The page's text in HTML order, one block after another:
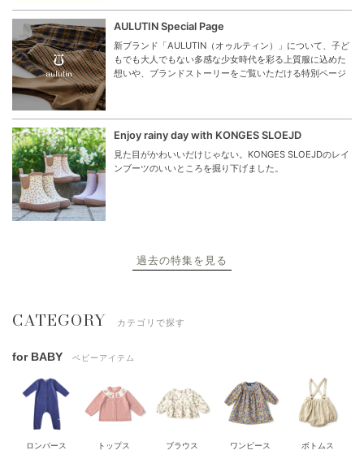
AULUTIN Special Page
新ブランド「AULUTIN（オゥルティン）」について、子ど
もでも大人でもない多感な少女時代を彩る上質服に込めた
想いや、ブランドストーリーをご覧いただける特別ページ
Enjoy rainy day with KONGES SLOEJD
見た目がかわいいだけじゃない。KONGES SLOEJDのレイ
ンブーツのいいところを掘り下げました。
過去の特集を見る
CATEGORY カテゴリで探す
for BABY ベビーアイテム
ロンパース トップス ブラウス ワンピース ボトムス